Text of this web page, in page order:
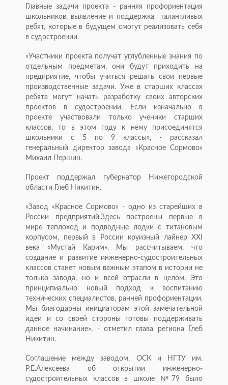
Главные задачи проекта - ранняя профориентация
школьников, выявление и поддержка талантливых
ребят, которые в будущем смогут реализовать себя
в судостроении.
«Участники проекта получат углубленные знания по
отдельным предметам, они будут приходить на
предприятие, чтобы учиться решать свои первые
производственные задачи. Уже в старших классах
ребята могут начать разработку своих авторских
проектов в судостроении. Если изначально в
проекте участвовали только ученики старших
классов, то в этом году к нему присоединятся
школьники с 5 по 9 классы», - рассказал
генеральный директор завода «Красное Сормово»
Михаил Першин.
Проект поддержал губернатор Нижегородской
области Глеб Никитин.
«Завод «Красное Сормово» - одно из старейших в
России предприятий.Здесь построены первые в
мире теплоход и подводные лодки с титановым
корпусом, первый в России круизный лайнер XXI
века «Мустай Карим». Мы рассчитываем, что
создание и развитие инженерно-судостроительных
классов станет новым важным этапом в истории не
только завода, но и всей отрасли в целом. Это
принципиально новый подход к воспитанию
технических специалистов, ранней профориентации.
Мы благодарны инициаторам этой замечательной
идеи и со своей стороны готовы поддерживать
данное начинание», - отметил глава региона Глеб
Никитин.
Соглашение между заводом, ОСК и НГТУ им.
Р.Е.Алексеева об открытии инженерно-
судостроительных классов в школе №79 было